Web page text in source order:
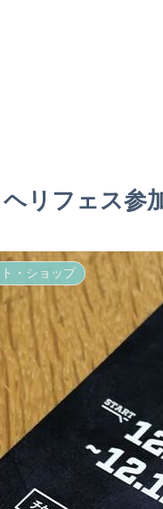
リフェス参
・ショップ